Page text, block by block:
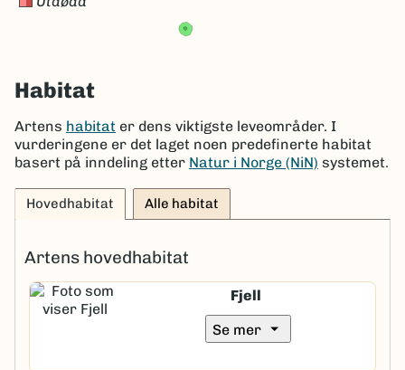
Habitat
Artens habitat er dens viktigste leveområder. I
vurderingene er det laget noen predefinerte habitat
basert på inndeling etter Natur i Norge (NiN) systemet.
Hovedhabitat Alle habitat
Artens hovedhabitat
Fjell
Se mer arrow_drop_down